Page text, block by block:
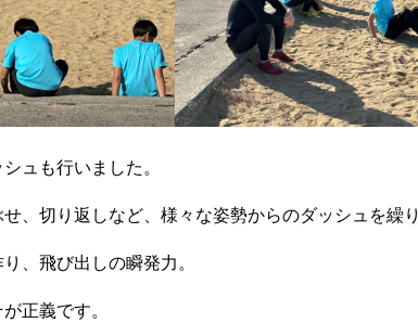
ュも行いました。
、切り返しなど、様々な姿勢からのダッシュを繰
、飛び出しの瞬発力。
正義です。